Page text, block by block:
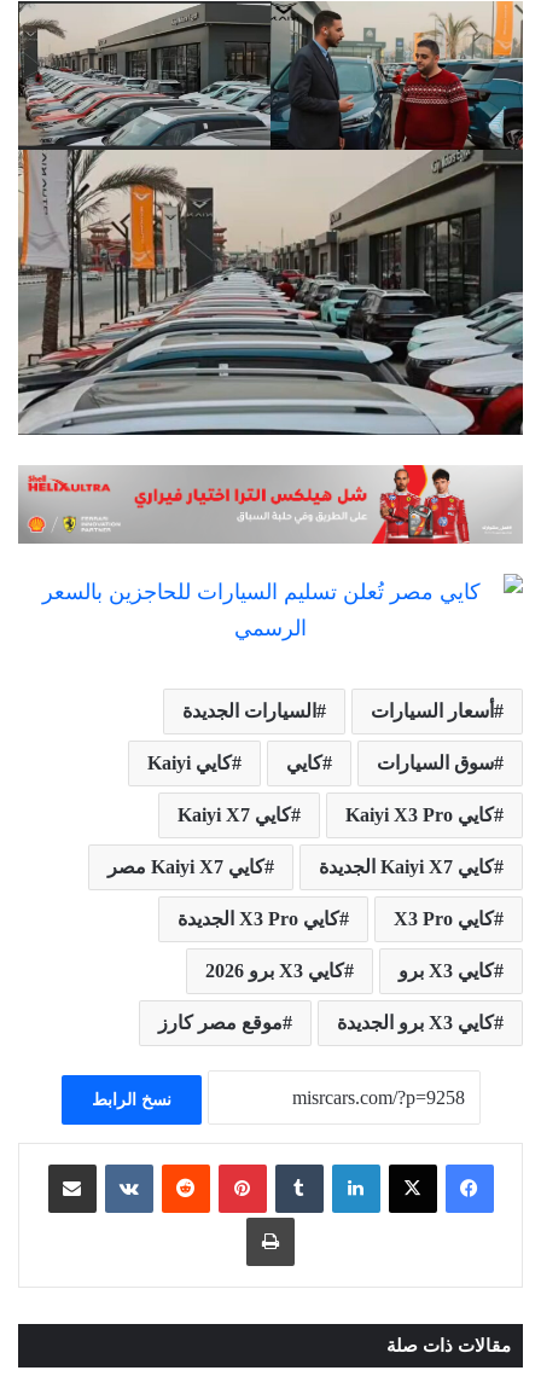
أسعار السيارات السيارات الجديدة
سوق السيارات كايي كايي Kaiyi
كايي Kaiyi X3 Pro كايي Kaiyi X7
كايي Kaiyi X7 الجديدة كايي Kaiyi X7 مصر
كايي X3 Pro كايي X3 Pro الجديدة
كايي X3 برو كايي X3 برو 2026
كايي X3 برو الجديدة موقع مصر كارز
نسخ الرابط
لينكدإن ‏Tumblr بينتيريست
‏Reddit
‏VKontakte مشاركة عبر البريد
طباعة
مقالات ذات صلة